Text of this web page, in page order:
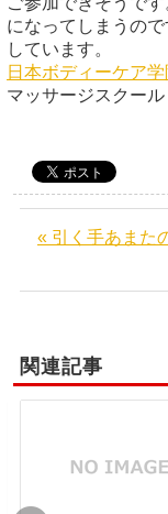
になってしまうの
し
日本ボディーケア学
マッサージスクール
« 引く手あまた
関連記事